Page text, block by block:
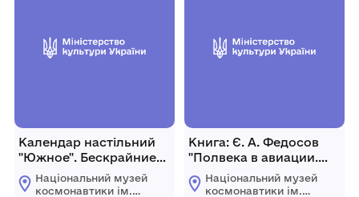
Календар настільний
"Южное". Бескрайние
просторы
возможностей" на 2016
Національний музей
космонавтики ім.
Книга: Є. А. Федосов
"Полвека в авиации.
Записки академика".
2004 р., Росія, м.
Національний музей
космонавтики ім.